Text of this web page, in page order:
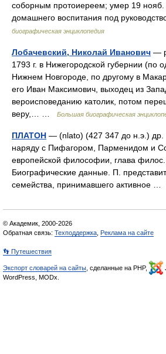
соборным протоиереем; умер 19 нояб.
домашнего воспитания под
биографическая энциклопедия
Лобачевский, Николай Иванович —
1793 г. в Нижегородской губернии (по
Нижнем Новгороде, по другому в
его Иван Максимович, выходец из
вероисповеданию католик, потом
веру,… …
Большая биографическая
ПЛАТОН — (nlato) (427 347 до н.э.) др.
наряду с Пифагором, Парменидом и
европейской философии, глава
Биографические данные. П.
семейства, принимавшего активное …
© Академик, 2000-2026
Обратная связь: Техподдержка Реклама на сайте
👣 Путешествия
Экспорт словарей на сайты , сделанные на PHP,
WordPress, MODx.